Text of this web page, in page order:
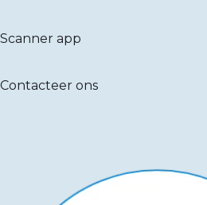
Scanner app
Contacteer ons